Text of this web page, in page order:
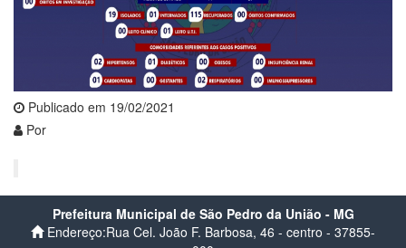
Publicado em 19/02/2021
Por
Prefeitura Municipal de São Pedro da União - MG
Endereço:Rua Cel. João F. Barbosa, 46 - centro - 37855-